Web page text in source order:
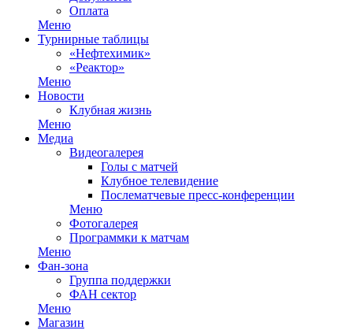
Оплата
Меню
Турнирные таблицы
«Нефтехимик»
«Реактор»
Меню
Новости
Клубная жизнь
Меню
Медиа
Видеогалерея
Голы с матчей
Клубное телевидение
Послематчевые пресс-конференции
Меню
Фотогалерея
Программки к матчам
Меню
Фан-зона
Группа поддержки
ФАН сектор
Меню
Магазин